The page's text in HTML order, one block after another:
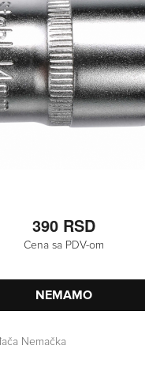
390 RSD
Cena sa PDV-om
NEMAMO
Nemačka